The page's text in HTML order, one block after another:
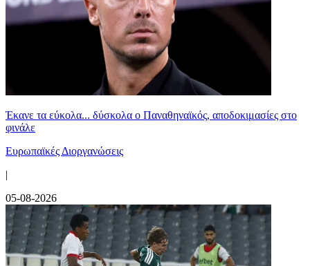
Έκανε τα εύκολα... δύσκολα ο Παναθηναϊκός, αποδοκιμασίες στο
φινάλε
Ευρωπαϊκές Διοργανώσεις
|
05-08-2026